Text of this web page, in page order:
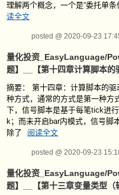
理解两个概念，一个是“委托单条
读全文
posted @ 2020-09-23
量化投资_EasyLanguage/
题】__【第十四章计算脚本的
摘要： 第十四章：计算脚本的
种方式，通常的方式是第一种方
下，信号脚本是基于每笔tick进
k；而未开启bar内模式，信号脚
除了
阅读全文
posted @ 2020-09-23
量化投资_EasyLanguage/
题】__【第十三章变量类型（